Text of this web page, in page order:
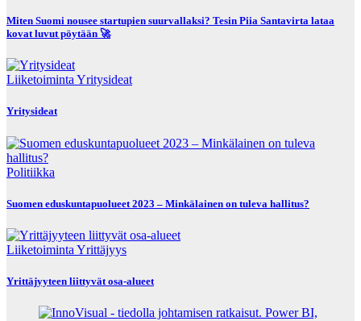
Miten Suomi nousee startupien suurvallaksi? Tesin Piia Santavirta lataa
kovat luvut pöytään 🚀
Liiketoiminta Yritysideat
Yritysideat
Politiikka
Suomen eduskuntapuolueet 2023 – Minkälainen on tuleva hallitus?
Liiketoiminta Yrittäjyys
Yrittäjyyteen liittyvät osa-alueet